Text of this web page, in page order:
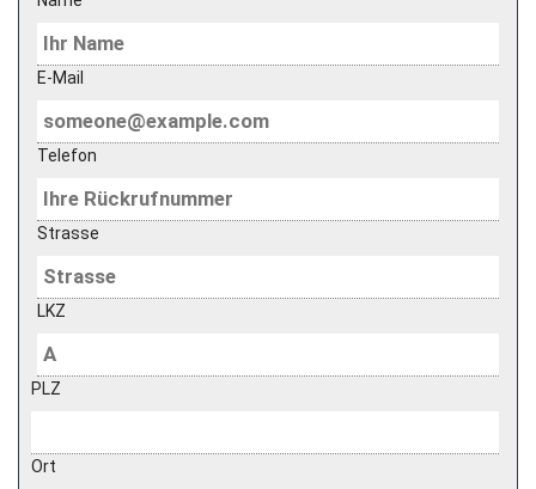
E-Mail
Telefon
Strasse
LKZ
PLZ
Ort